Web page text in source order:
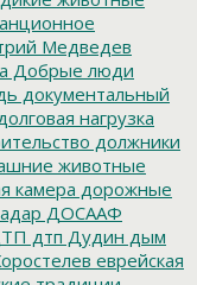
Медведев
Добрые люди
документальный
нагрузка
должники
животные
камера дорожные
ДОСААФ
дтп Дудин дым
еврейская